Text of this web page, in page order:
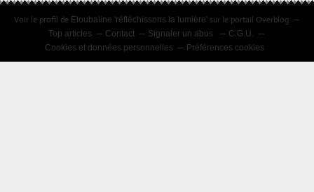
Voir le profil de Eloubaline 'réfléchissons la lumière' sur le portail Overblog
Top articles Contact Signaler un abus
C.G.U.
Cookies et données personnelles
Préférences cookies